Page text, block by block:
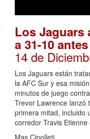
Los Jaguars
a 31-10
14 de
Los Jaguars están
la AFC Sur y esa
minutos de juego
Trevor Lawrence lanzó
primera mitad, incluido
corredor Travis